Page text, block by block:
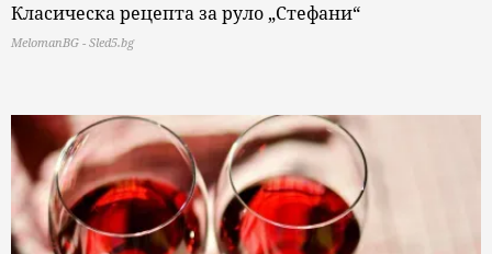
Класическа рецепта за руло „Стефани“
MelomanBG - Sled5.bg